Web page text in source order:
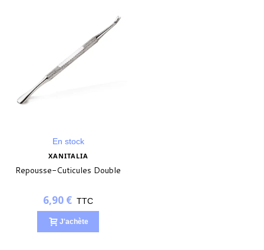
En stock
XANITALIA
Repousse-Cuticules Double
6,90 € TTC
J'achète